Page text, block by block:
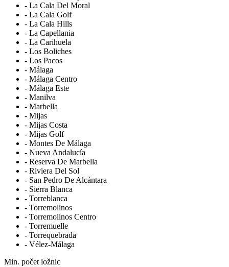
- La Cala Del Moral
- La Cala Golf
- La Cala Hills
- La Capellania
- La Carihuela
- Los Boliches
- Los Pacos
- Málaga
- Málaga Centro
- Málaga Este
- Manilva
- Marbella
- Mijas
- Mijas Costa
- Mijas Golf
- Montes De Málaga
- Nueva Andalucía
- Reserva De Marbella
- Riviera Del Sol
- San Pedro De Alcántara
- Sierra Blanca
- Torreblanca
- Torremolinos
- Torremolinos Centro
- Torremuelle
- Torrequebrada
- Vélez-Málaga
Min. počet ložnic